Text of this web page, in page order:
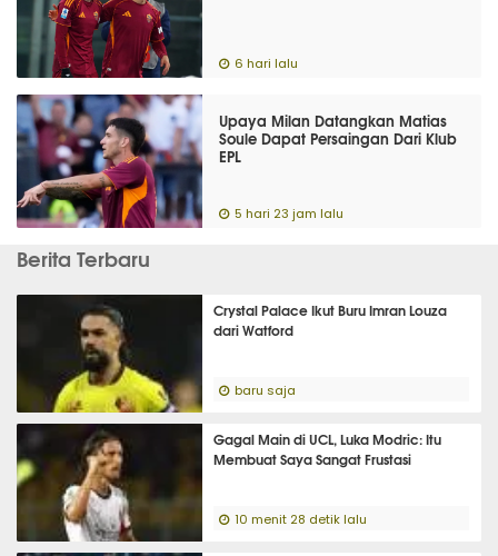
6 hari lalu
Upaya Milan Datangkan Matias
Soule Dapat Persaingan Dari Klub
EPL
5 hari 23 jam lalu
Berita Terbaru
Crystal Palace Ikut Buru Imran Louza
dari Watford
baru saja
Gagal Main di UCL, Luka Modric: Itu
Membuat Saya Sangat Frustasi
10 menit 28 detik lalu